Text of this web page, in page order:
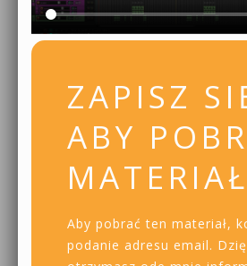
ZAPISZ
ABY
MATERIAŁ
Aby pobrać ten materiał,
podanie adresu email.